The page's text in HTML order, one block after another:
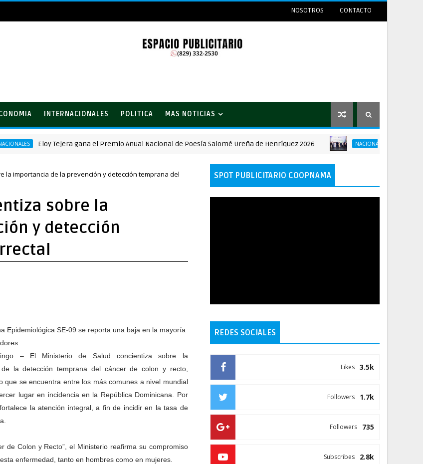
NOSOTROS CONTACTO
INTERNACIONALES POLITICA MAS NOTICIAS
Eloy Tejera gana el Premio Anual Nacional de Poesía Salomé Ureña de Henríquez 2026 NACIONALES Ministerio de
la importancia de la prevención y detección temprana del
sobre la
y detección
Epidemiológica SE-09 se reporta una baja en la mayoría
– El Ministerio de Salud concientiza sobre la
de la detección temprana del cáncer de colon y recto,
que se encuentra entre los más comunes a nivel mundial
lugar en incidencia en la República Dominicana. Por
la atención integral, a fin de incidir en la tasa de
de Colon y Recto”, el Ministerio reafirma su compromiso
enfermedad, tanto en hombres como en mujeres.
SPOT PUBLICITARIO COOPNAMA
REDES SOCIALES
3.5k
Likes
1.7k
Followers
735
Followers
2.8k
Subscribes